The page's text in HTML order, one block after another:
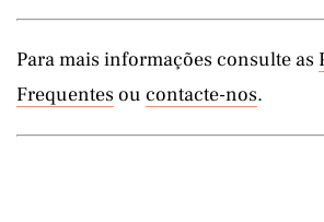
Para mais informações consulte as
Frequentes ou contacte-nos.